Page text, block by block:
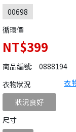
00698
循環價
NT$399
商品編號:
0888194
衣物狀況
狀況良好
尺寸
衣